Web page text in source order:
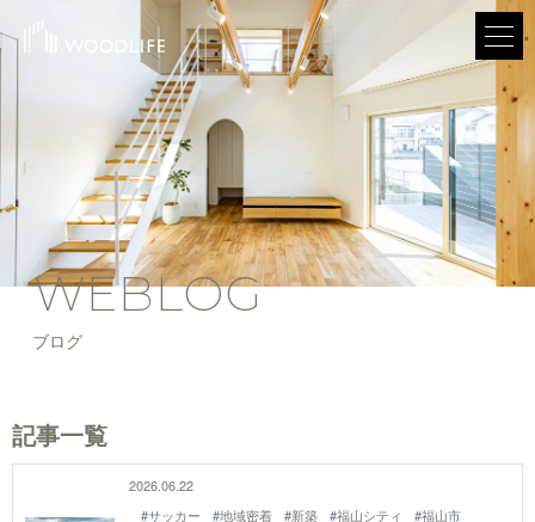
WEBLOG
ブログ
記事一覧
2026.06.22
#サッカー
#地域密着 #新築 #福山シティ
#福山市